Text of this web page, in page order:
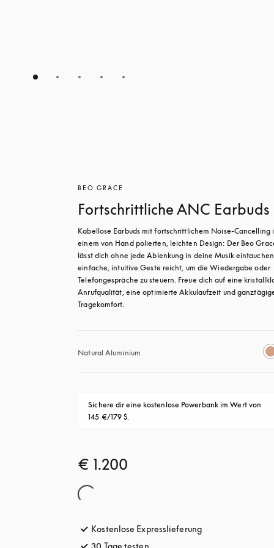
BEO GRACE
Fortschrittliche ANC Earbuds
Kabellose Earbuds mit fortschrittlichem Noise-Cancelling
einem von Hand polierten, leichten Design: Der Beo
lässt dich ohne jede Ablenkung in deine Musik
einfache, intuitive Geste reicht, um die Wiedergabe oder
Telefongespräche zu steuern. Freue dich auf eine
Anrufqualität, eine optimierte Akkulaufzeit und
Tragekomfort.
Natural Aluminium
Sichere dir eine kostenlose Powerbank im Wert von
145 €/179 $.
€ 1.200
Kostenlose Expresslieferungöffnet sich in
30 Tage testen